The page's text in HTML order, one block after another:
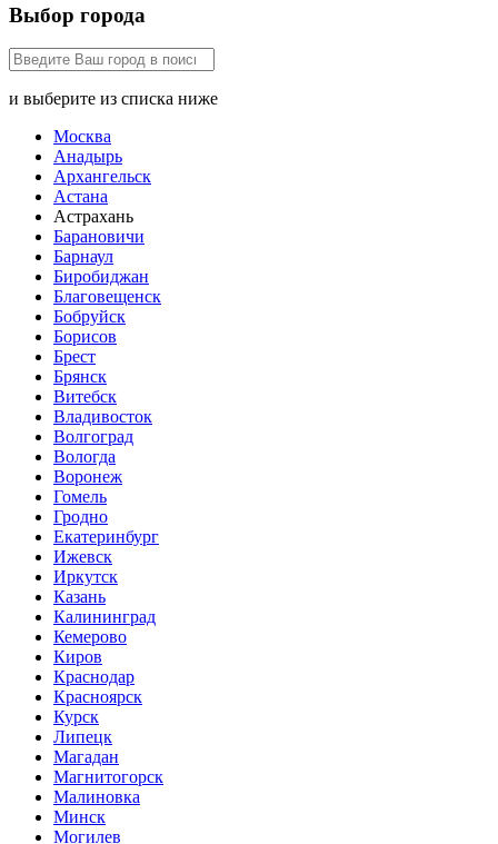
Выбор города
и выберите из списка ниже
Москва
Анадырь
Архангельск
Астана
Астрахань
Барановичи
Барнаул
Биробиджан
Благовещенск
Бобруйск
Борисов
Брест
Брянск
Витебск
Владивосток
Волгоград
Вологда
Воронеж
Гомель
Гродно
Екатеринбург
Ижевск
Иркутск
Казань
Калининград
Кемерово
Киров
Краснодар
Красноярск
Курск
Липецк
Магадан
Магнитогорск
Малиновка
Минск
Могилев